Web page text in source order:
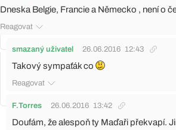
Dneska Belgie, Francie a Německo , není o
Reagovat
smazaný uživatel 26.06.2016 12:43
Takový sympaťák co
Reagovat
F.Torres 26.06.2016 13:42
Doufám, že alespoň ty Maďaři překvapí.